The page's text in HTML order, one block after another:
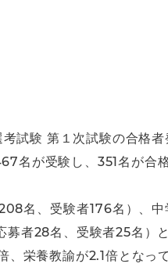
試験 第１次試験の合格者
名が受験し、351名が合
名、受験者176名）、
者28名、受験者25名）と
栄養教諭が2.1倍となって